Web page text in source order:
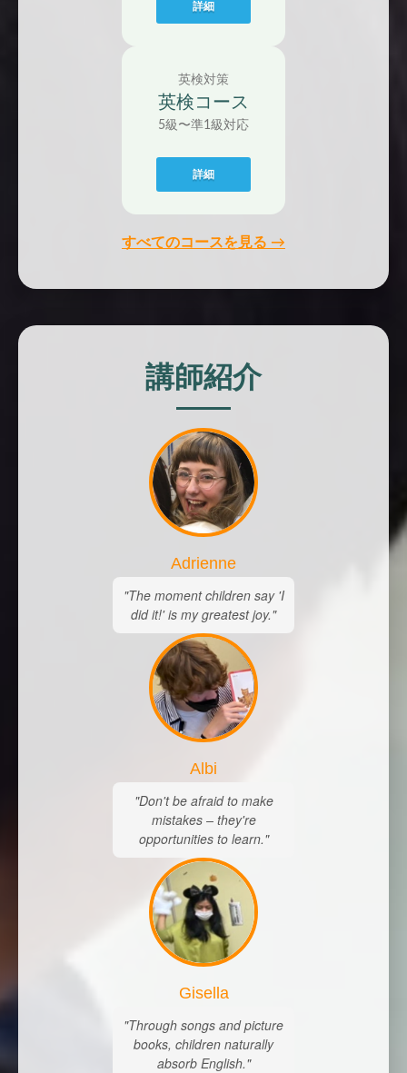
詳細
英検対策
英検コース
5級〜準1級対応
詳細
すべてのコースを見る →
講師紹介
Adrienne
"The moment children say 'I
did it!' is my greatest joy."
Albi
"Don't be afraid to make
mistakes – they're
opportunities to learn."
Gisella
"Through songs and picture
books, children naturally
absorb English."